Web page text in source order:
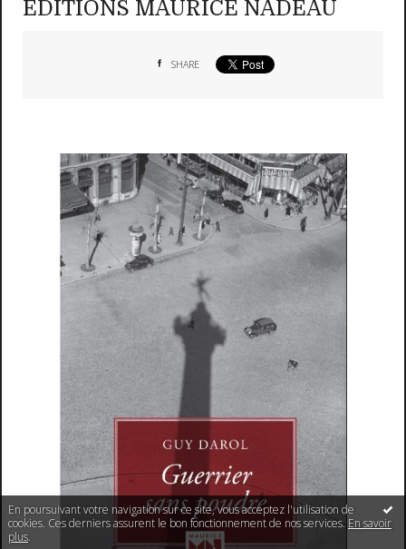
En poursuivant votre navigation sur ce site, vous acceptez l'utilisation de
cookies. Ces derniers assurent le bon fonctionnement de nos services. En savoir
plus.
EDITIONS MAURICE NADEAU
SHARE